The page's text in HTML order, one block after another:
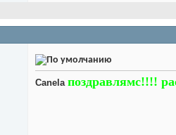
Canela поздравлямс!!!!